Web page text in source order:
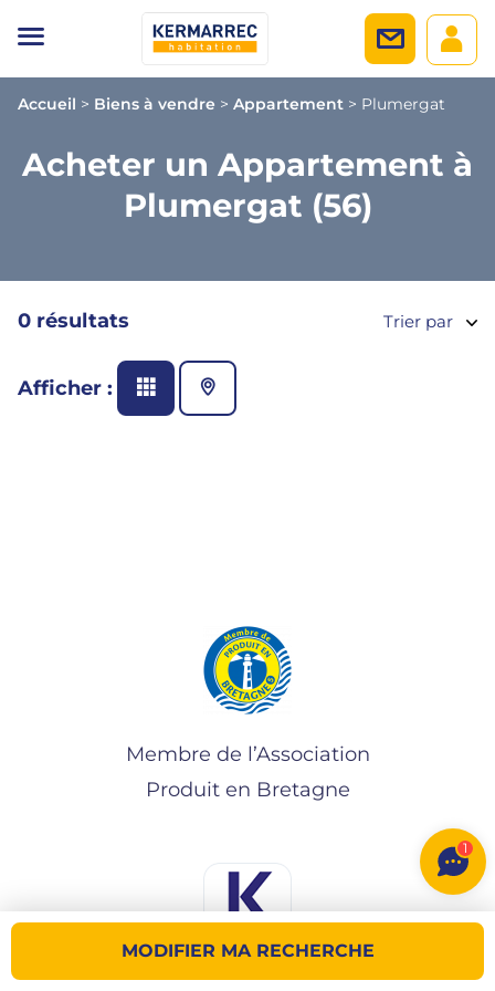
Accueil > Biens à vendre > Appartement > Plumergat
Acheter un Appartement à
Plumergat (56)
MODIFIER MA RECHERCHE
0 résultats Trier par
Afficher :
Membre de l’Association
Produit en Bretagne
1